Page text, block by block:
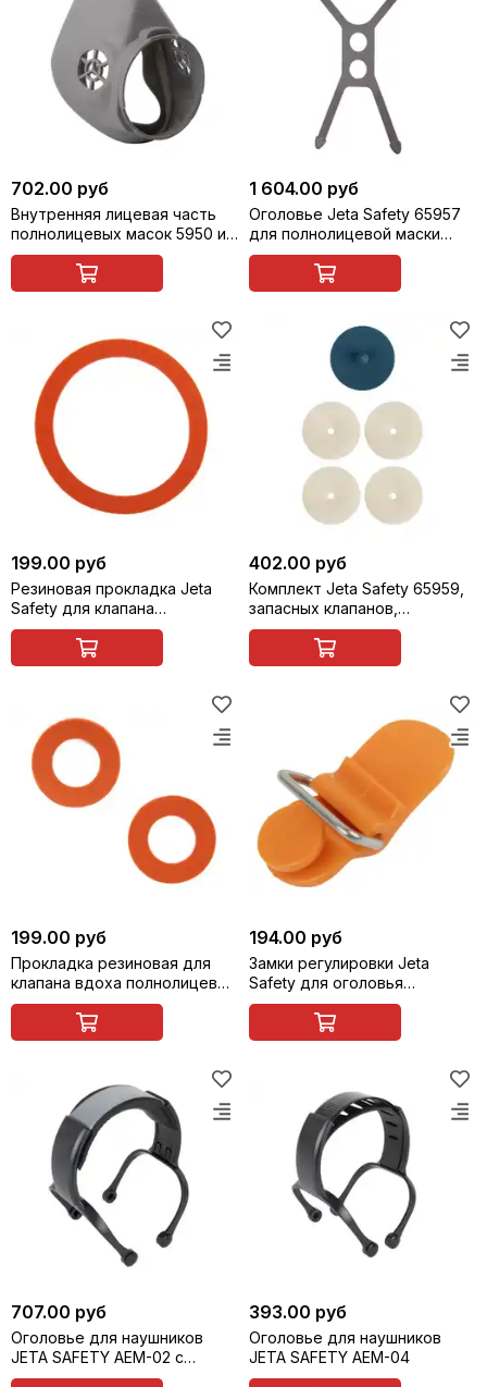
702.00 руб
Внутренняя лицевая часть
полнолицевых масок 5950 и
6950 Jeta Safety 65956
1 604.00 руб
Оголовье Jeta Safety 65957
для полнолицевой маски
5950 и 6950
199.00 руб
Резиновая прокладка Jeta
Safety для клапана
полнолицевых масок 5950 и
6950 65958
402.00 руб
Комплект Jeta Safety 65959,
запасных клапанов,
полнолицевых масок 5950 и
6950, 5 шт.
199.00 руб
Прокладка резиновая для
клапана вдоха полнолицевых
масок 5950 и 6950 Jeta
Safety 65960 (2 шт в
комплекте)
194.00 руб
Замки регулировки Jeta
Safety для оголовья
полнолицевой маски 5950 и
6950, 4 шт. 65961
707.00 руб
Оголовье для наушников
JETA SAFETY AEM-02 с
отражателем света
393.00 руб
Оголовье для наушников
JETA SAFETY AEM-04